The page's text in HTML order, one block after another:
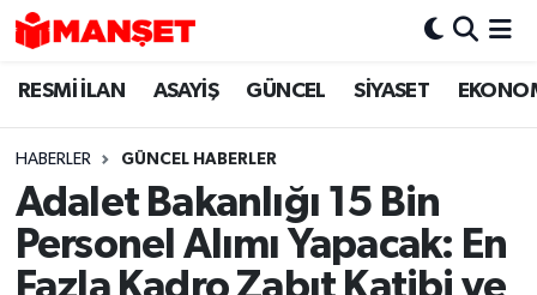
RESMİ İLAN ASAYİŞ GÜNCEL SİYASET
HABERLER GÜNCEL HABERLER
Adalet Bakanlığı 15 Bin
Personel Alımı Yapacak: En
Hava Durumu
Trafik Durumu
Süper Lig Puan Durumu ve Fikstür
Tüm Manşetler